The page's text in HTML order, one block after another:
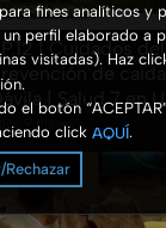
fines analíticos y
perfil elaborado a
visitadas). Haz
el botón
click AQUÍ.
| Cuidados
de
Dávila | Salud 7 en
9 meses